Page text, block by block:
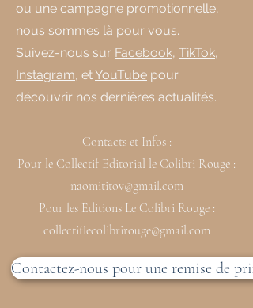
ou une campagne promotionnelle,
nous sommes là pour vous.
Suivez-nous sur Facebook, TikTok,
Instagram, etYouTube pour
découvrir nos dernières actualités.
Contacts et Infos :
Pour le Collectif Editorial le Colibri Rouge :
naomititov@gmail.com
Pour les Editions Le Colibri Rouge :
collectiflecolibrirouge@gmail.com
Contactez-nous pour une remise de